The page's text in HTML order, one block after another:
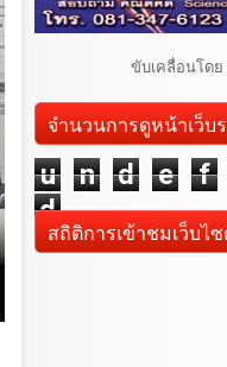
ขับเคลื่อนโดย
จำนวนการดูหน้าเว็บ
u n d e f
d
สถิติการเข้าชมเว็บไ